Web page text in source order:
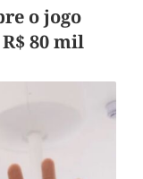
o jogo
80 mil